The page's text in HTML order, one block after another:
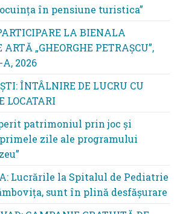
în pensiune turistica”
LA BIENALA
„GHEORGHE PETRAȘCU”,
2026
ÎNTÂLNIRE DE LUCRU CU
LOCATARI
patrimoniul prin joc și
zile ale programului
Lucrările la Spitalul de Pediatrie
sunt în plină desfășurare